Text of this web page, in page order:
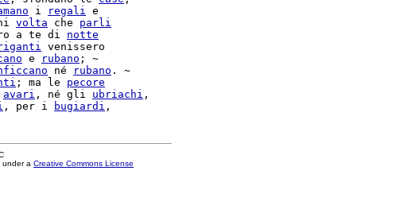
i regali e
volta che parli
a te di notte
venissero
e rubano ; ~
né rubano . ~
; ma le pecore
avari , né gli ubriachi
, per i bugiardi
under a Creative Commons License